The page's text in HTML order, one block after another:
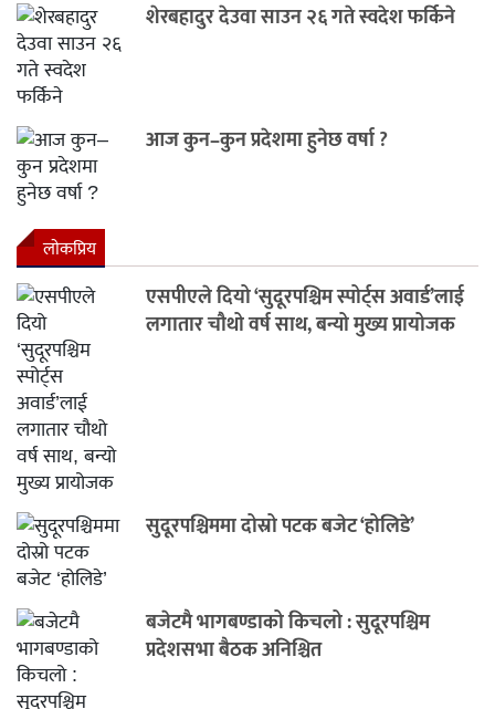
शेरबहादुर देउवा साउन २६ गते स्वदेश फर्किने
आज कुन–कुन प्रदेशमा हुनेछ वर्षा ?
लाेकप्रिय
एसपीएले दियो ‘सुदूरपश्चिम स्पोर्ट्स अवार्ड’लाई
लगातार चौथो वर्ष साथ, बन्यो मुख्य प्रायोजक
सुदूरपश्चिममा दोस्रो पटक बजेट ‘होलिडे’
बजेटमै भागबण्डाको किचलो : सुदूरपश्चिम
प्रदेशसभा बैठक अनिश्चित